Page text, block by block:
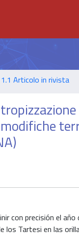
1.1 Articolo in rivista
con precisión el
Tartesi en las